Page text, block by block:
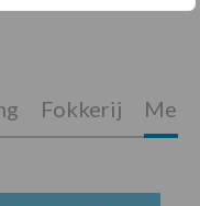
Fokkerij